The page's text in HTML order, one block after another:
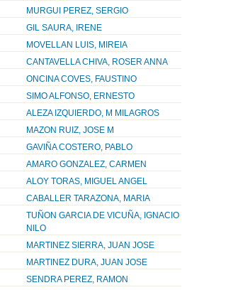
MURGUI PEREZ, SERGIO
GIL SAURA, IRENE
MOVELLAN LUIS, MIREIA
CANTAVELLA CHIVA, ROSER ANNA
ONCINA COVES, FAUSTINO
SIMO ALFONSO, ERNESTO
ALEZA IZQUIERDO, M MILAGROS
MAZON RUIZ, JOSE M
GAVIÑA COSTERO, PABLO
AMARO GONZALEZ, CARMEN
ALOY TORAS, MIGUEL ANGEL
CABALLER TARAZONA, MARIA
TUÑON GARCIA DE VICUÑA, IGNACIO
NILO
MARTINEZ SIERRA, JUAN JOSE
MARTINEZ DURA, JUAN JOSE
SENDRA PEREZ, RAMON